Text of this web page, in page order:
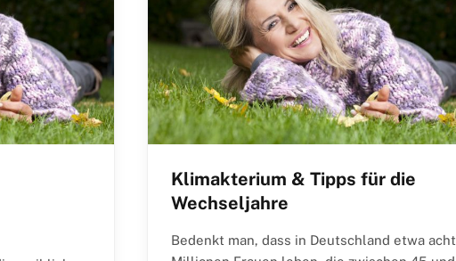
Klimakterium & Tipps für die
Wechseljahre
Bedenkt man, dass in Deutschland etwa acht